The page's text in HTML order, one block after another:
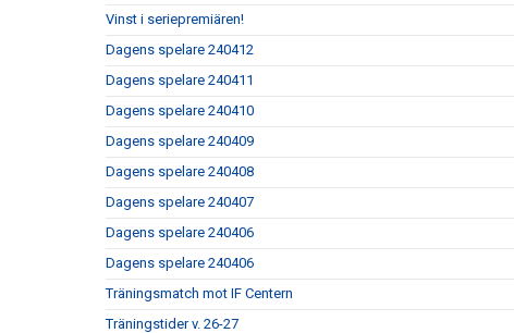
Vinst i seriepremiären!
Dagens spelare 240412
Dagens spelare 240411
Dagens spelare 240410
Dagens spelare 240409
Dagens spelare 240408
Dagens spelare 240407
Dagens spelare 240406
Dagens spelare 240406
Träningsmatch mot IF Centern
Träningstider v. 26-27